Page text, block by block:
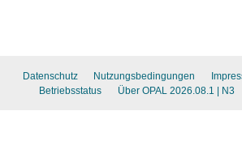
Datenschutz Nutzungsbedingungen
Betriebsstatus
Über OPAL 2026.08.1 | N3